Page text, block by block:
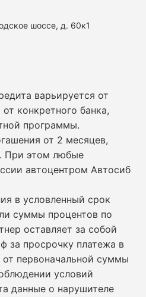
шоссе, д. 60к1
варьируется от
конкретного банка,
программы.
от 2 месяцев,
При этом любые
автоцентром Автосиб
в условленный срок
суммы процентов по
оставляет за собой
за просрочку платежа в
первоначальной суммы
условий
данные о нарушителе